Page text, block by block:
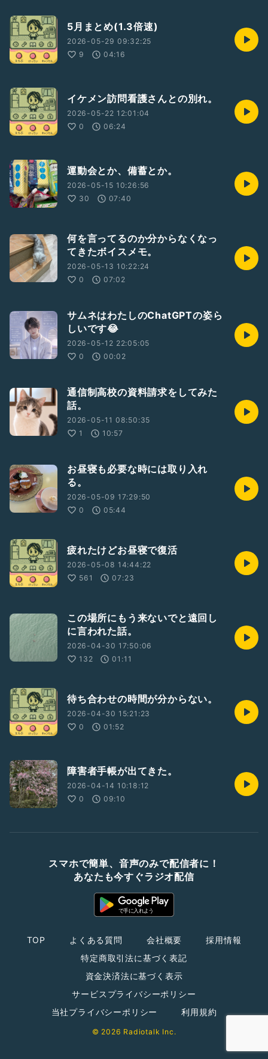
5月まとめ(1.3倍速)
2026-05-29 09:32:25
9
04:16
イケメン訪問看護さんとの別れ。
2026-05-22 12:01:04
0
06:24
運動会とか、備蓄とか。
2026-05-15 10:26:56
30
07:40
何を言ってるのか分からなくなっ
てきたボイスメモ。
2026-05-13 10:22:24
0
07:02
サムネはわたしのChatGPTの姿ら
しいです😂
2026-05-12 22:05:05
0
00:02
通信制高校の資料請求をしてみた
話。
2026-05-11 08:50:35
1
10:57
お昼寝も必要な時には取り入れ
る。
2026-05-09 17:29:50
0
05:44
疲れたけどお昼寝で復活
2026-05-08 14:44:22
561
07:23
この場所にもう来ないでと遠回し
に言われた話。
2026-04-30 17:50:06
132
01:11
待ち合わせの時間が分からない。
2026-04-30 15:21:23
0
01:52
障害者手帳が出てきた。
2026-04-14 10:18:12
0
09:10
スマホで簡単、音声のみで配信者に！
あなたも今すぐラジオ配信
TOP よくある質問 会社概要
採用情報
特定商取引法に基づく表記
資金決済法に基づく表示
サービスプライバシーポリシー
当社プライバシーポリシー
利用規約
© 2026 Radiotalk Inc.